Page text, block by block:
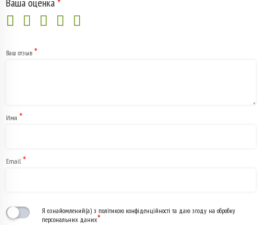
(арт.
23038)
*
Ваш отзыв *
Имя *
Email *
Я ознайомлений(а) з політикою конфіденційності та даю згоду на обробку
персональних даних*